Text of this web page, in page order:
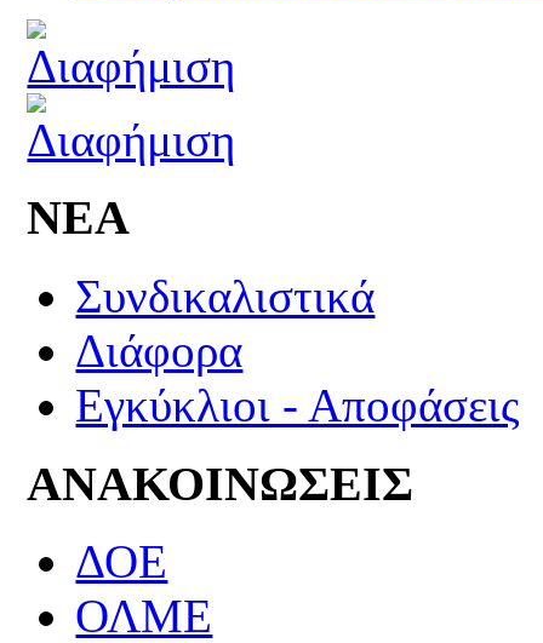
ΝΕΑ
Συνδικαλιστικά
Διάφορα
Εγκύκλιοι - Αποφάσεις
ΑΝΑΚΟΙΝΩΣΕΙΣ
ΔΟΕ
ΟΛΜΕ